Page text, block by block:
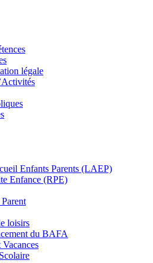
légale
Enfants Parents (LAEP)
Enfance (RPE)
loisirs
du BAFA
Vacances